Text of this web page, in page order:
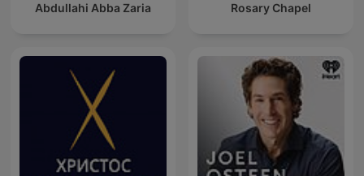
Abdullahi Abba Zaria Rosary Chapel